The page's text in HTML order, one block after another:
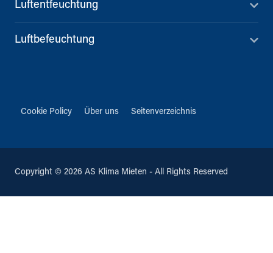
Luftentfeuchtung
Luftbefeuchtung
Cookie Policy Über uns Seitenverzeichnis
Copyright © 2026 AS Klima Mieten - All Rights Reserved